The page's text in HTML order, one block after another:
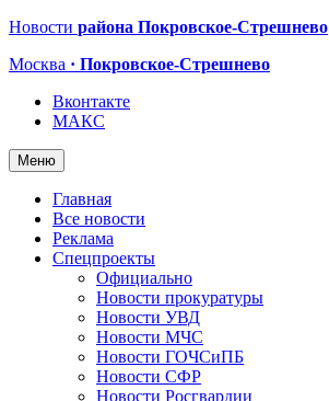
Новости района Покровское-Стрешнево
Москва · Покровское-Стрешнево
Вконтакте
МАКС
Меню
Главная
Все новости
Реклама
Спецпроекты
Официально
Новости прокуратуры
Новости УВД
Новости МЧС
Новости ГОЧСиПБ
Новости СФР
Новости Росгвардии